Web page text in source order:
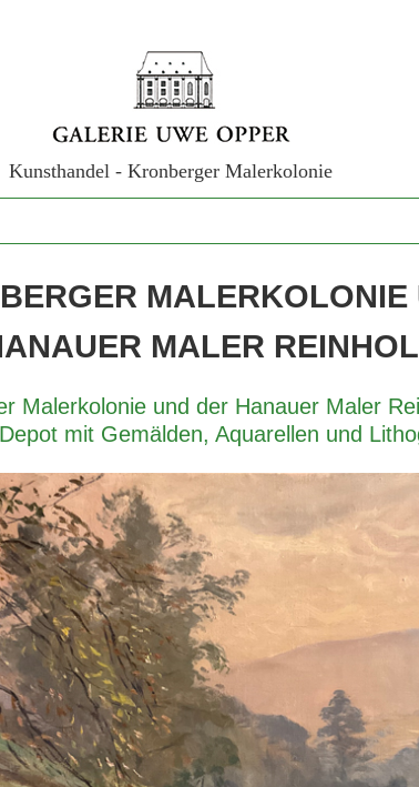
Kunsthandel - Kronberger Malerkolonie
MALERKOLONIE
MALER
Malerkolonie und der Hanauer Maler
mit Gemälden, Aquarellen und